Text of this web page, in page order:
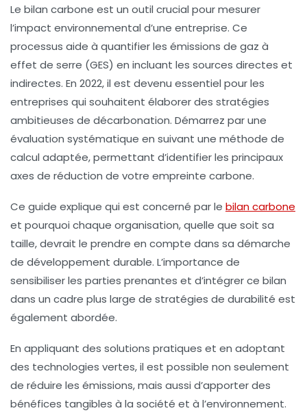
Le bilan carbone est un outil crucial pour mesurer
l’impact environnemental d’une entreprise. Ce
processus aide à quantifier les émissions de gaz à
effet de serre (GES) en incluant les sources directes et
indirectes. En 2022, il est devenu essentiel pour les
entreprises qui souhaitent élaborer des stratégies
ambitieuses de décarbonation. Démarrez par une
évaluation systématique en suivant une méthode de
calcul adaptée, permettant d’identifier les principaux
axes de réduction de votre empreinte carbone.
Ce guide explique qui est concerné par le bilan carbone
et pourquoi chaque organisation, quelle que soit sa
taille, devrait le prendre en compte dans sa démarche
de développement durable. L’importance de
sensibiliser les parties prenantes et d’intégrer ce bilan
dans un cadre plus large de stratégies de durabilité est
également abordée.
En appliquant des solutions pratiques et en adoptant
des technologies vertes, il est possible non seulement
de réduire les émissions, mais aussi d’apporter des
bénéfices tangibles à la société et à l’environnement.